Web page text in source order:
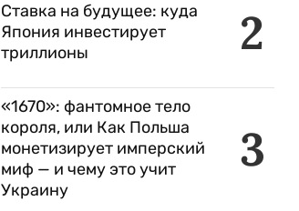
2
Ставка на будущее: куда
Япония инвестирует
триллионы
3
«1670»: фантомное тело
короля, или Как Польша
монетизирует имперский
миф — и чему это учит
Украину